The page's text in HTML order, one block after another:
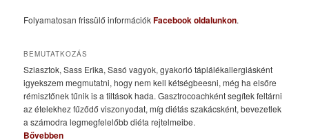
Folyamatosan frissülő információkFacebook oldalunkon.
BEMUTATKOZÁS
Sziasztok, Sass Erika, Sasó vagyok, gyakorló táplálékallergiásként
igyekszem megmutatni, hogy nem kell kétségbeesni, még ha elsőre
rémisztőnek tűnik is a tiltások hada. Gasztrocoachként segítek feltárni
az ételekhez fűződő viszonyodat, míg diétás szakácsként, bevezetlek
a számodra legmegfelelőbb diéta rejtelmeibe.
Bővebben